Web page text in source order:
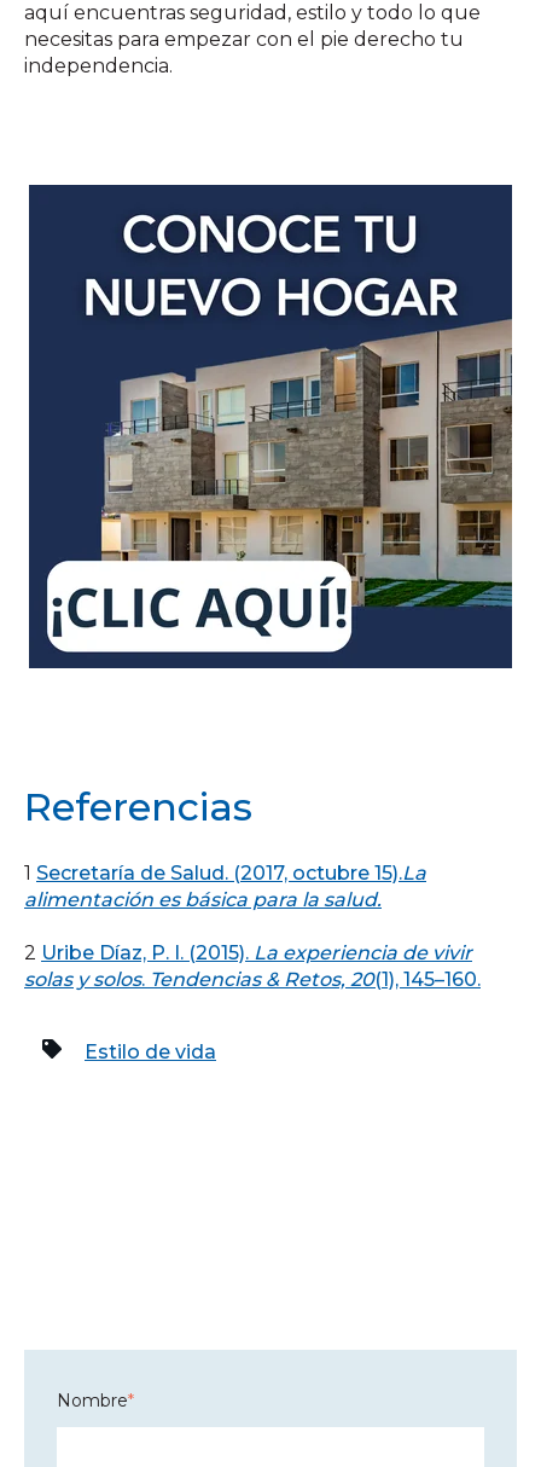
aquí encuentras seguridad, estilo y todo lo que
necesitas para empezar con el pie derecho tu
independencia.
Referencias
1 Secretaría de Salud. (2017, octubre 15).La
alimentación es básica para la salud.
2 Uribe Díaz, P. I. (2015). La experiencia de vivir
solas y solos. Tendencias & Retos, 20(1), 145–160.
Estilo de vida
Nombre*